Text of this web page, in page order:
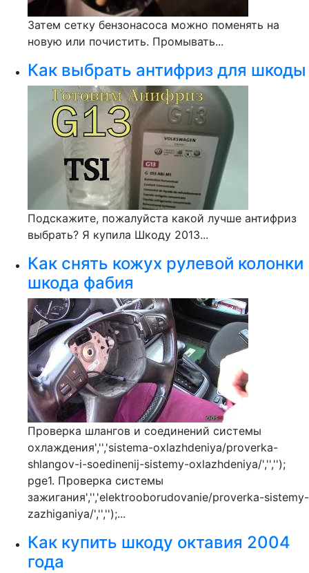
Затем сетку бензонасоса можно поменять на
новую или почистить. Промывать...
Как выбрать антифриз для шкоды
Подскажите, пожалуйста какой лучше антифриз
выбрать? Я купила Шкоду 2013...
Как снять кожух рулевой колонки
шкода фабия
Проверка шлангов и соединений системы
охлаждения','','sistema-oxlazhdeniya/proverka-
shlangov-i-soedinenij-sistemy-oxlazhdeniya/','','');
pge1. Проверка системы
зажигания','','elektrooborudovanie/proverka-sistemy-
zazhiganiya/','','');...
Как купить шкоду октавия 2004
года